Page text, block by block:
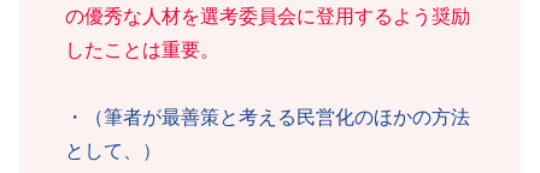
の優秀な人材を選考委員会に登用するよう奨励
したことは重要。
・（筆者が最善策と考える民営化のほかの方法
として、）